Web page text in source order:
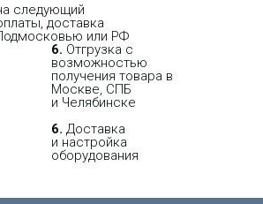
следующий
доставка
или РФ
6. Отгрузка с
возможностью
получения товара в
Москве, СПБ
и Челябинске
6. Доставка
и настройка
оборудования